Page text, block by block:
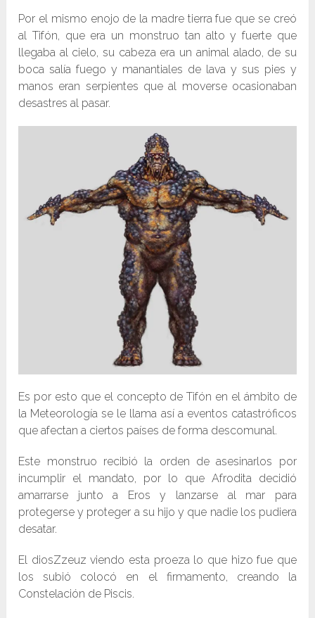
Por el mismo enojo de la madre tierra fue que se creó
al Tifón, que era un monstruo tan alto y fuerte que
llegaba al cielo, su cabeza era un animal alado, de su
boca salía fuego y manantiales de lava y sus pies y
manos eran serpientes que al moverse ocasionaban
desastres al pasar.
Es por esto que el concepto de Tifón en el ámbito de
la Meteorología se le llama así a eventos catastróficos
que afectan a ciertos países de forma descomunal.
Este monstruo recibió la orden de asesinarlos por
incumplir el mandato, por lo que Afrodita decidió
amarrarse junto a Eros y lanzarse al mar para
protegerse y proteger a su hijo y que nadie los pudiera
desatar.
El diosZzeuz viendo esta proeza lo que hizo fue que
los subió colocó en el firmamento, creando la
Constelación de Piscis.